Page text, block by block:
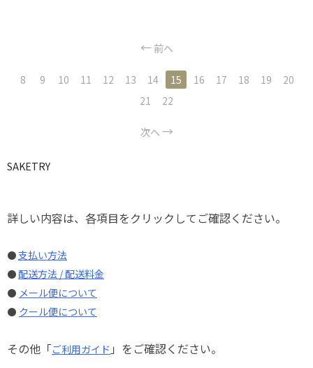
前へ
8 9 10 11 12 13 14 15 16 17 18 19
20
21
22
次へ
SAKETRY
詳しい内容は、各項目をクリックしてご確認ください。
●支払い方法
●配送方法 / 配送料金
● メール便について
● クール便について
その他「ご利用ガイド 」をご確認ください。